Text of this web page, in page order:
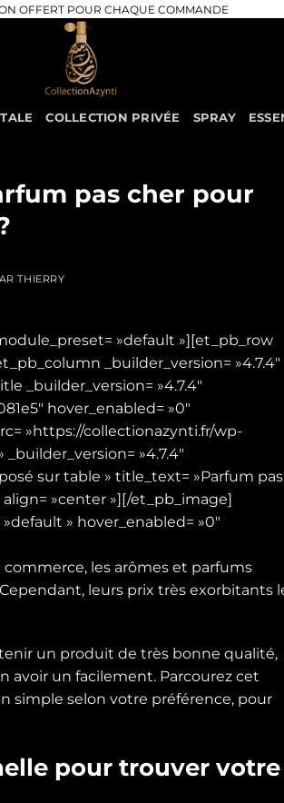
OFFERT POUR CHAQUE COMMANDE
COLLECTION PRIVÉE SPRAY
pas cher pour
THIERRY
»default »][et_pb_row
_builder_version= »4.7.4″
_builder_version= »4.7.4″
hover_enabled= »0″
»https://collectionazynti.fr/wp-
»4.7.4″
sur table » title_text= »Parfum pas
»center »][/et_pb_image]
» hover_enabled= »0″
les arômes et parfums
leurs prix très exorbitants
un produit de très bonne qualité,
avoir un facilement. Parcourez cet
simple selon votre préférence, pour
pour trouver votre